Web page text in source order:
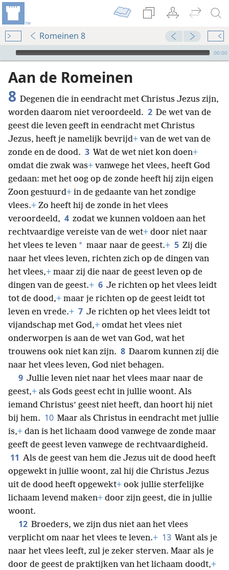
Romeinen 8
Audio Player
00:00
Aan de Romeinen
8 Degenen die in eendracht met Christus Jezus zijn,
worden daarom niet veroordeeld. 2 De wet van de
geest die leven geeft in eendracht met Christus
Jezus, heeft je namelijk bevrijd+ van de wet van de
zonde en de dood. 3 Wat de wet niet kon doen+
omdat die zwak was+ vanwege het vlees, heeft God
gedaan: met het oog op de zonde heeft hij zijn eigen
Zoon gestuurd+ in de gedaante van het zondige
vlees.+ Zo heeft hij de zonde in het vlees
veroordeeld, 4 zodat we kunnen voldoen aan het
rechtvaardige vereiste van de wet+ door niet naar
het vlees te leven * maar naar de geest.+ 5 Zij die
naar het vlees leven, richten zich op de dingen van
het vlees,+ maar zij die naar de geest leven op de
dingen van de geest.+ 6 Je richten op het vlees leidt
tot de dood,+ maar je richten op de geest leidt tot
leven en vrede.+ 7 Je richten op het vlees leidt tot
vijandschap met God,+ omdat het vlees niet
onderworpen is aan de wet van God, wat het
trouwens ook niet kan zijn. 8 Daarom kunnen zij die
naar het vlees leven, God niet behagen.
9 Jullie leven niet naar het vlees maar naar de
geest,+ als Gods geest echt in jullie woont. Als
iemand Christus’ geest niet heeft, dan hoort hij niet
bij hem. 10 Maar als Christus in eendracht met jullie
is,+ dan is het lichaam dood vanwege de zonde maar
geeft de geest leven vanwege de rechtvaardigheid.
11 Als de geest van hem die Jezus uit de dood heeft
opgewekt in jullie woont, zal hij die Christus Jezus
uit de dood heeft opgewekt+ ook jullie sterfelijke
lichaam levend maken+ door zijn geest, die in jullie
woont.
12 Broeders, we zijn dus niet aan het vlees
verplicht om naar het vlees te leven.+ 13 Want als je
naar het vlees leeft, zul je zeker sterven. Maar als je
door de geest de praktijken van het lichaam doodt,+